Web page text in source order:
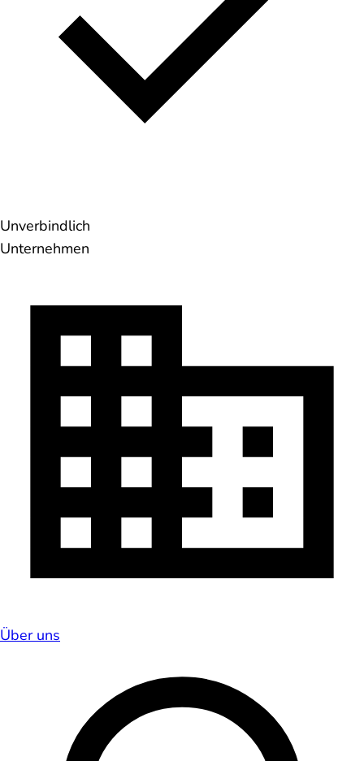
Unverbindlich
Unternehmen
Über uns